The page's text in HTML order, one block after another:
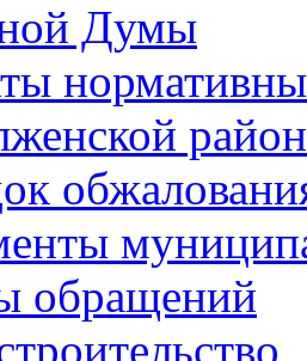
Думы
обращений